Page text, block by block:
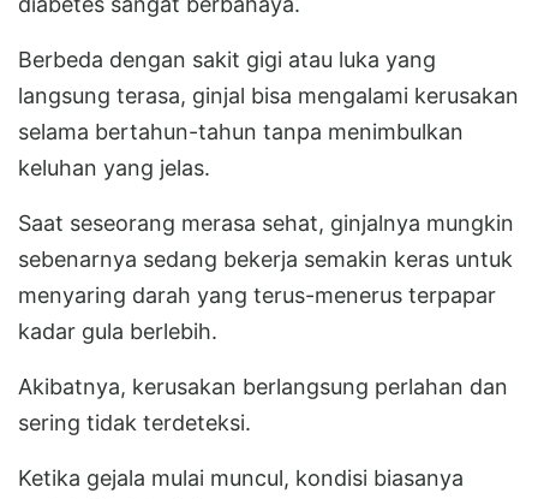
Berbeda dengan sakit gigi atau luka yang
langsung terasa, ginjal bisa mengalami kerusakan
selama bertahun-tahun tanpa menimbulkan
keluhan yang jelas.
Saat seseorang merasa sehat, ginjalnya mungkin
sebenarnya sedang bekerja semakin keras untuk
menyaring darah yang terus-menerus terpapar
kadar gula berlebih.
Akibatnya, kerusakan berlangsung perlahan dan
sering tidak terdeteksi.
Ketika gejala mulai muncul, kondisi biasanya